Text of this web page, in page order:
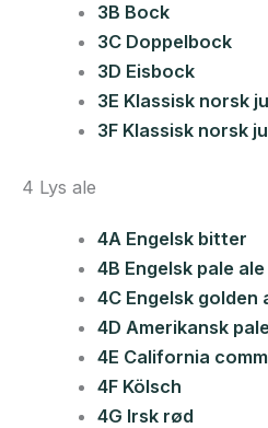
3B Bock
3C Doppelbock
3D Eisbock
3E Klassisk norsk
3F Klassisk norsk
4 Lys ale
4A Engelsk bitter
4B Engelsk pale ale
4C Engelsk golden
4D Amerikansk
4E California
4F Kölsch
4G Irsk rød